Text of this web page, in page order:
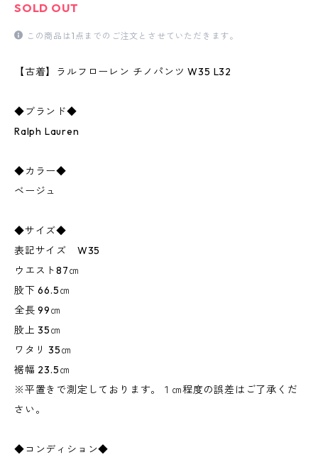
SOLD OUT
この商品は1点までのご注文とさせていただきます。
【古着】ラルフローレン チノパンツ W35 L32
◆ブランド◆
Ralph Lauren
◆カラー◆
ベージュ
◆サイズ◆
表記サイズ W35
ウエスト87㎝
股下 66.5㎝
全長 99㎝
股上 35㎝
ワタリ 35㎝
裾幅 23.5㎝
※平置きで測定しております。１㎝程度の誤差はご了承くだ
さい。
◆コンディション◆